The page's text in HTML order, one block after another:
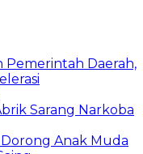
Pemerintah Daerah,
Sarang Narkoba
Anak Muda